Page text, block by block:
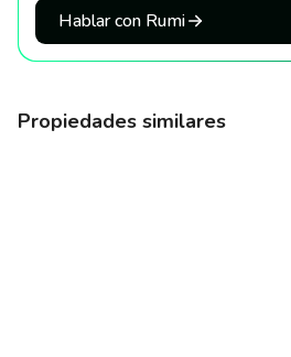
Hablar con Rumi
Propiedades similares